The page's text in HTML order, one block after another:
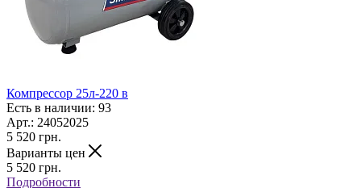
Компрессор 25л-220 в
Есть в наличии: 93
Арт.: 24052025
5 520 грн.
Варианты цен
5 520 грн.
Подробности